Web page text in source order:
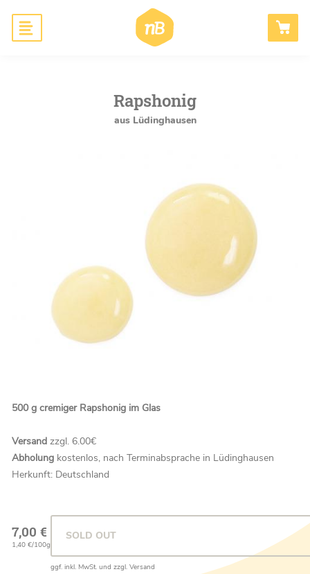
Rapshonig
aus Lüdinghausen
7,00 €
1,40 €/100g
SOLD OUT
ggf. inkl. MwSt. und zzgl. Versand
500 g cremiger Rapshonig im Glas
Versand zzgl. 6.00€
Abholung kostenlos, nach Terminabsprache in Lüdinghausen
Herkunft: Deutschland